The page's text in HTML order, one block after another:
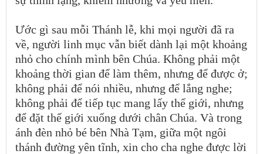
Ước gì sau mỗi Thánh lễ, khi mọi người đã ra
về, người linh mục vẫn biết dành lại một khoảng
nhỏ cho chính mình bên Chúa. Không phải một
khoảng thời gian để làm thêm, nhưng để được ở;
không phải để nói nhiều, nhưng để lắng nghe;
không phải để tiếp tục mang lấy thế giới, nhưng
để đặt thế giới xuống dưới chân Chúa. Và trong
ánh đèn nhỏ bé bên Nhà Tạm, giữa một ngôi
thánh đường yên tĩnh, xin cho cha nghe được lời